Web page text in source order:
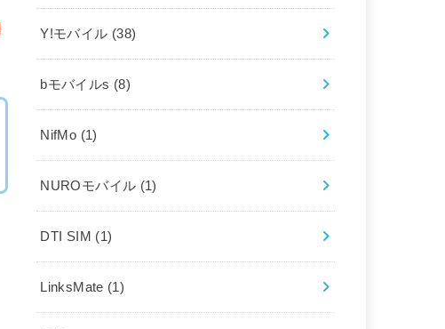
Y!モバイル (38)
bモバイルs (8)
NifMo (1)
NUROモバイル (1)
DTI SIM (1)
LinksMate (1)